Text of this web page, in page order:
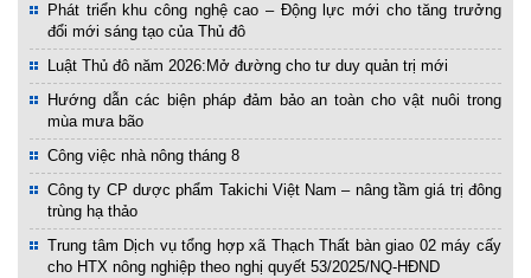
Phát triển khu công nghệ cao – Động lực mới cho tăng trưởng
đổi mới sáng tạo của Thủ đô
Luật Thủ đô năm 2026:Mở đường cho tư duy quản trị mới
Hướng dẫn các biện pháp đảm bảo an toàn cho vật nuôi trong
mùa mưa bão
Công việc nhà nông tháng 8
Công ty CP dược phẩm Takichi Việt Nam – nâng tầm giá trị đông
trùng hạ thảo
Trung tâm Dịch vụ tổng hợp xã Thạch Thất bàn giao 02 máy cấy
cho HTX nông nghiệp theo nghị quyết 53/2025/NQ-HĐND